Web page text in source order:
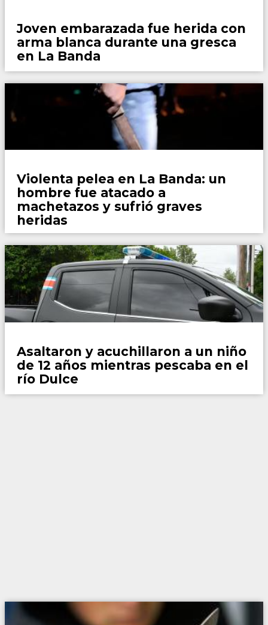
Joven embarazada fue herida con
arma blanca durante una gresca
en La Banda
Violenta pelea en La Banda: un
hombre fue atacado a
machetazos y sufrió graves
heridas
Asaltaron y acuchillaron a un niño
de 12 años mientras pescaba en el
río Dulce